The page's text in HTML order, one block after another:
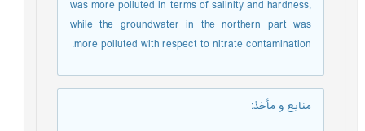
was more polluted in terms of salinity and hardness,
while the groundwater in the northern part was
more polluted with respect to nitrate contamination.
منابع و مأخذ: